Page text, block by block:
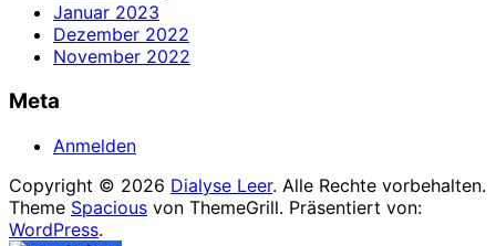
Januar 2023
Dezember 2022
November 2022
Meta
Anmelden
Copyright © 2026 Dialyse Leer. Alle Rechte vorbehalten.
Theme Spacious von ThemeGrill. Präsentiert von:
WordPress.